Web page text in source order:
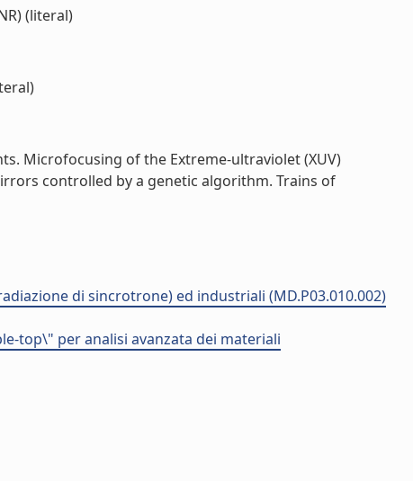
(literal)
Microfocusing of the Extreme-ultraviolet (XUV)
controlled by a genetic algorithm. Trains of
di sincrotrone) ed industriali (MD.P03.010.002)
top\" per analisi avanzata dei materiali